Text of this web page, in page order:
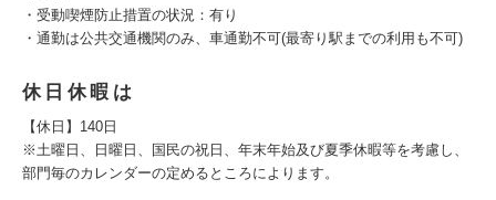
・受動喫煙防止措置の状況：有り
・通勤は公共交通機関のみ、車通勤不可(最寄り駅までの利用も不可)
休日休暇は
【休日】140日
※土曜日、日曜日、国民の祝日、年末年始及び夏季休暇等を考慮し、
部門毎のカレンダーの定めるところによります。